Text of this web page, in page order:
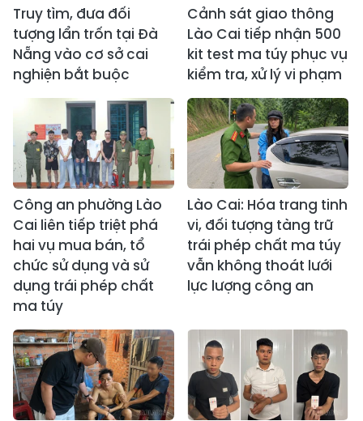
Truy tìm, đưa đối
tượng lẩn trốn tại Đà
Nẵng vào cơ sở cai
nghiện bắt buộc
Cảnh sát giao thông
Lào Cai tiếp nhận 500
kit test ma túy phục vụ
kiểm tra, xử lý vi phạm
Công an phường Lào
Cai liên tiếp triệt phá
hai vụ mua bán, tổ
chức sử dụng và sử
dụng trái phép chất
ma túy
Lào Cai: Hóa trang tinh
vi, đối tượng tàng trữ
trái phép chất ma túy
vẫn không thoát lưới
lực lượng công an